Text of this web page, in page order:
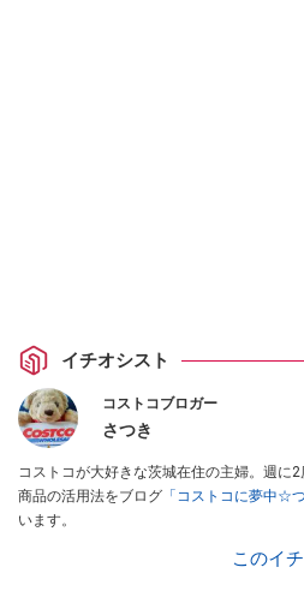
イチオシスト
コストコブロガー
さつき
コストコが大好きな茨城在住の主婦。週に
商品の活用法をブログ 「コストコに夢中☆
います。
このイ